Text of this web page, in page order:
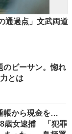
通過点」文武両道
のビーサン。惚れ
とは
帳から現金を…
歳女逮捕 「犯罪